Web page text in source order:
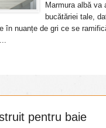
Marmura albă va
bucătăriei tale,
în nuanțe de gri ce se
pentru baie